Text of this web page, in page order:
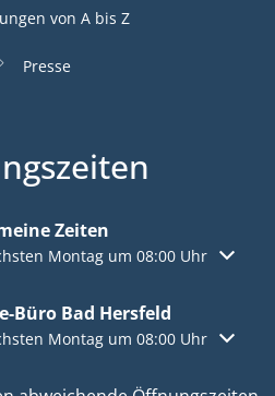
von A bis Z
Presse
Zeiten
oder Schließzeiten
Montag um 08:00 Uhr
Büro Bad Hersfeld
oder Schließzeiten
Montag um 08:00 Uhr